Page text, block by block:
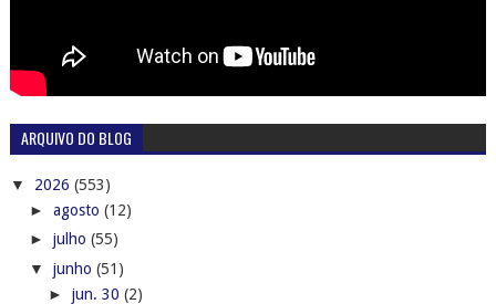
ARQUIVO DO BLOG
▼ 2026 (553)
► agosto (12)
► julho (55)
▼ junho (51)
► jun. 30 (2)